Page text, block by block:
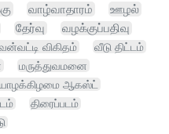
வாழ்வாதாரம் ஊழல்
தேர்வு
வழக்குப்பதிவு
விகிதம்
வீடு திட்டம்
மருத்துவமனை
ஆகஸ்ட்
திரைப்படம்